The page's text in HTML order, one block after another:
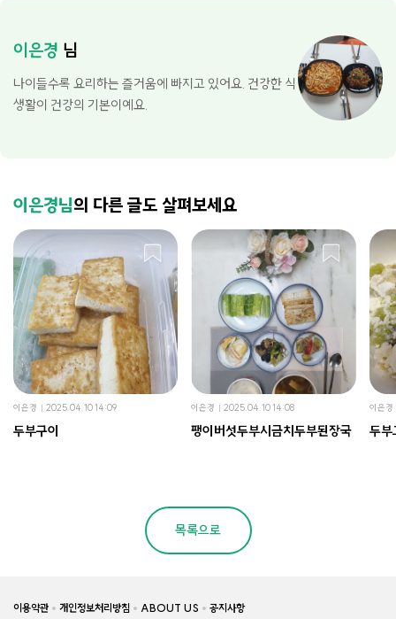
이은경 님
나이들수록 요리하는 즐거움에 빠지고 있어요. 건강한 식
생활이 건강의 기본이예요.
이은경님의 다른 글도 살펴보세요
이은경 2025.04.10 14:09
두부구이
이은경 2025.04.10 14:08
팽이버섯두부시금치두부된장국
이은경
두부
목록으로
이용약관 개인정보처리방침 ABOUT US 공지사항